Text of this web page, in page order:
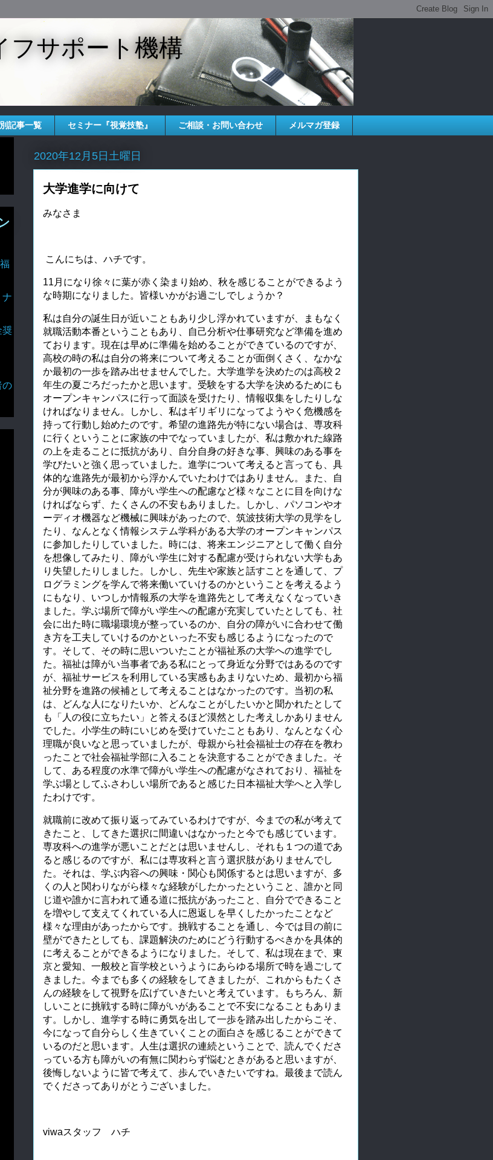
フサポート機構
記事一覧 セミナー『視覚技塾』 ご相談・お問い合わせ メルマガ登録
2020年12月5日土曜日
大学進学に向けて
みなさま
こんにちは、ハチです。
11月になり徐々に葉が赤く染まり始め、秋を感じることができるよう
な時期になりました。皆様いかがお過ごしでしょうか？
私は自分の誕生日が近いこともあり少し浮かれていますが、まもなく
就職活動本番ということもあり、自己分析や仕事研究など準備を進め
ております。現在は早めに準備を始めることができているのですが、
高校の時の私は自分の将来について考えることが面倒くさく、なかな
か最初の一歩を踏み出せませんでした。大学進学を決めたのは高校２
年生の夏ごろだったかと思います。受験をする大学を決めるためにも
オープンキャンパスに行って面談を受けたり、情報収集をしたりしな
ければなりません。しかし、私はギリギリになってようやく危機感を
持って行動し始めたのです。希望の進路先が特にない場合は、専攻科
に行くということに家族の中でなっていましたが、私は敷かれた線路
の上を走ることに抵抗があり、自分自身の好きな事、興味のある事を
学びたいと強く思っていました。進学について考えると言っても、具
体的な進路先が最初から浮かんでいたわけではありません。また、自
分が興味のある事、障がい学生への配慮など様々なことに目を向けな
ければならず、たくさんの不安もありました。しかし、パソコンやオ
ーディオ機器など機械に興味があったので、筑波技術大学の見学をし
たり、なんとなく情報システム学科がある大学のオープンキャンパス
に参加したりしていました。時には、将来エンジニアとして働く自分
を想像してみたり、障がい学生に対する配慮が受けられない大学もあ
り失望したりしました。しかし、先生や家族と話すことを通して、プ
ログラミングを学んで将来働いていけるのかということを考えるよう
にもなり、いつしか情報系の大学を進路先として考えなくなっていき
ました。学ぶ場所で障がい学生への配慮が充実していたとしても、社
会に出た時に職場環境が整っているのか、自分の障がいに合わせて働
き方を工夫していけるのかといった不安も感じるようになったので
す。そして、その時に思いついたことが福祉系の大学への進学でし
た。福祉は障がい当事者である私にとって身近な分野ではあるのです
が、福祉サービスを利用している実感もあまりないため、最初から福
祉分野を進路の候補として考えることはなかったのです。当初の私
は、どんな人になりたいか、どんなことがしたいかと聞かれたとして
も「人の役に立ちたい」と答えるほど漠然とした考えしかありません
でした。小学生の時にいじめを受けていたこともあり、なんとなく心
理職が良いなと思っていましたが、母親から社会福祉士の存在を教わ
ったことで社会福祉学部に入ることを決意することができました。そ
して、ある程度の水準で障がい学生への配慮がなされており、福祉を
学ぶ場としてふさわしい場所であると感じた日本福祉大学へと入学し
たわけです。
就職前に改めて振り返ってみているわけですが、今までの私が考えて
きたこと、してきた選択に間違いはなかったと今でも感じています。
専攻科への進学が悪いことだとは思いませんし、それも１つの道であ
ると感じるのですが、私には専攻科と言う選択肢がありませんでし
た。それは、学ぶ内容への興味・関心も関係するとは思いますが、多
くの人と関わりながら様々な経験がしたかったということ、誰かと同
じ道や誰かに言われて通る道に抵抗があったこと、自分でできること
を増やして支えてくれている人に恩返しを早くしたかったことなど
様々な理由があったからです。挑戦することを通し、今では目の前に
壁ができたとしても、課題解決のためにどう行動するべきかを具体的
に考えることができるようになりました。そして、私は現在まで、東
京と愛知、一般校と盲学校というようにあらゆる場所で時を過ごして
きました。今までも多くの経験をしてきましたが、これからもたくさ
んの経験をして視野を広げていきたいと考えています。もちろん、新
しいことに挑戦する時に障がいがあることで不安になることもありま
す。しかし、進学する時に勇気を出して一歩を踏み出したからこそ、
今になって自分らしく生きていくことの面白さを感じることができて
いるのだと思います。人生は選択の連続ということで、読んでくださ
っている方も障がいの有無に関わらず悩むときがあると思いますが、
後悔しないように皆で考えて、歩んでいきたいですね。最後まで読ん
でくださってありがとうございました。
viwaスタッフ ハチ
ナ
奨
の